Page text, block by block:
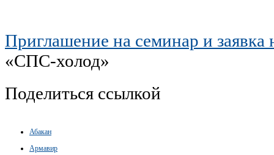
Приглашение на семинар и заявка
«СПС-холод»
Поделиться ссылкой
Абакан
Армавир